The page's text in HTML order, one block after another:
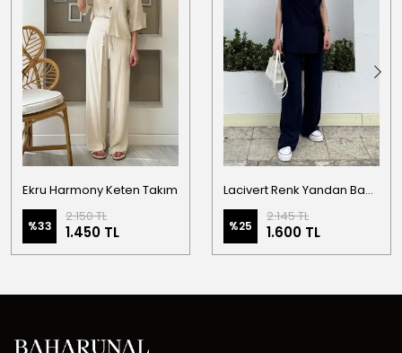
Ekru Harmony Keten Takım
%33
2.150 TL
1.450 TL
Lacivert Renk Yandan Bağlama Detaylı Yelekli Keten Takım
%25
2.145 TL
1.600 TL